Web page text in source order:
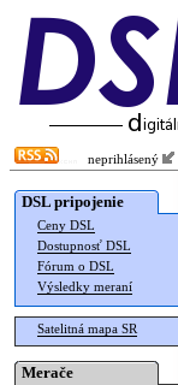
neprihlásený
DSL pripojenie
Ceny DSL
Dostupnosť DSL
Fórum o DSL
Výsledky meraní
Satelitná mapa SR
Merače